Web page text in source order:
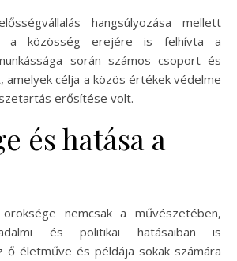
hangsúlyozása mellett
a közösség erejére is felhívta a
során számos csoport és
célja a közös értékek védelme
erősítése volt.
és hatása a
nemcsak a művészetében,
és politikai hatásaiban is
ő életműve és példája sokak számára